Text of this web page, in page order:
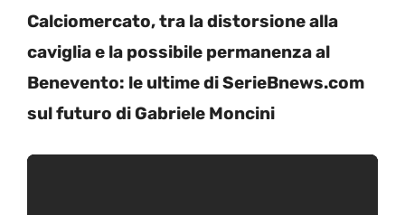
Calciomercato, tra la distorsione alla
caviglia e la possibile permanenza al
Benevento: le ultime di SerieBnews.com
sul futuro di Gabriele Moncini